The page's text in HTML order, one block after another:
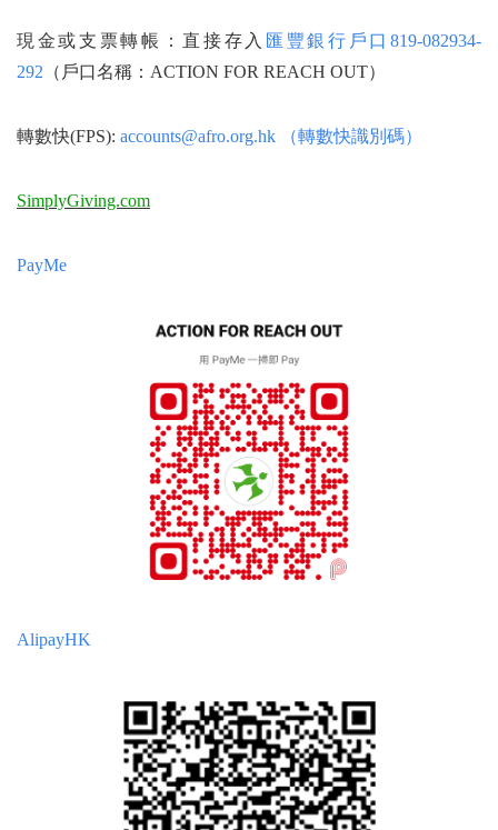
現金或支票轉帳：直接存入 匯豐銀行戶口819-082934-
292 （戶口名稱：ACTION FOR REACH OUT）
轉數快(FPS): accounts@afro.org.hk （轉數快識別碼）
SimplyGiving.com
PayMe
AlipayHK